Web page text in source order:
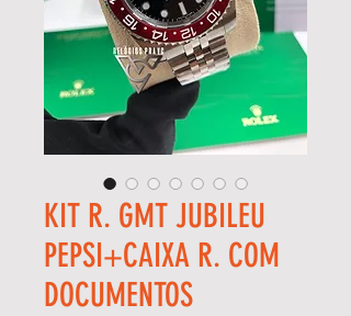
KIT R. GMT JUBILEU
PEPSI+CAIXA R. COM
DOCUMENTOS